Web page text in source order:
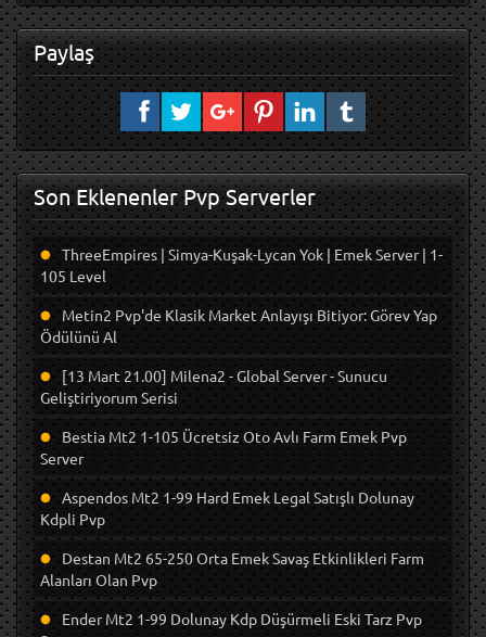
Paylaş
Son Eklenenler Pvp Serverler
ThreeEmpires | Simya-Kuşak-Lycan Yok | Emek Server | 1-
105 Level
Metin2 Pvp'de Klasik Market Anlayışı Bitiyor: Görev Yap
Ödülünü Al
[13 Mart 21.00] Milena2 - Global Server - Sunucu
Geliştiriyorum Serisi
Bestia Mt2 1-105 Ücretsiz Oto Avlı Farm Emek Pvp
Server
Aspendos Mt2 1-99 Hard Emek Legal Satışlı Dolunay
Kdpli Pvp
Destan Mt2 65-250 Orta Emek Savaş Etkinlikleri Farm
Alanları Olan Pvp
Ender Mt2 1-99 Dolunay Kdp Düşürmeli Eski Tarz Pvp